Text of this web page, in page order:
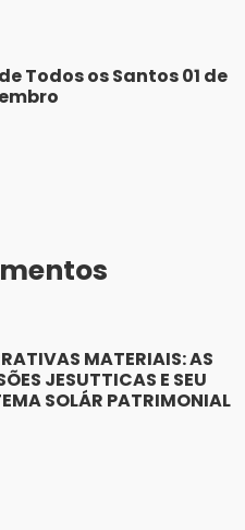
Todos os Santos 01 de
MATERIAIS: AS
JESUTTICAS E SEU
SOLÁR PATRIMONIAL